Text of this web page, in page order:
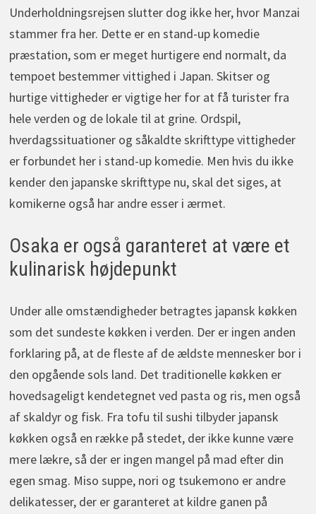
Underholdningsrejsen slutter dog ikke her, hvor Manzai
stammer fra her. Dette er en stand-up komedie
præstation, som er meget hurtigere end normalt, da
tempoet bestemmer vittighed i Japan. Skitser og
hurtige vittigheder er vigtige her for at få turister fra
hele verden og de lokale til at grine. Ordspil,
hverdagssituationer og såkaldte skrifttype vittigheder
er forbundet her i stand-up komedie. Men hvis du ikke
kender den japanske skrifttype nu, skal det siges, at
komikerne også har andre esser i ærmet.
Osaka er også garanteret at være et
kulinarisk højdepunkt
Under alle omstændigheder betragtes japansk køkken
som det sundeste køkken i verden. Der er ingen anden
forklaring på, at de fleste af de ældste mennesker bor i
den opgående sols land. Det traditionelle køkken er
hovedsageligt kendetegnet ved pasta og ris, men også
af skaldyr og fisk. Fra tofu til sushi tilbyder japansk
køkken også en række på stedet, der ikke kunne være
mere lækre, så der er ingen mangel på mad efter din
egen smag. Miso suppe, nori og tsukemono er andre
delikatesser, der er garanteret at kildre ganen på